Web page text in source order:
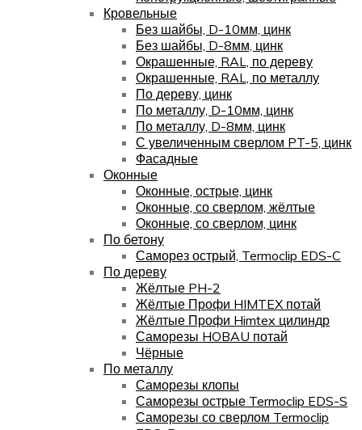
Кровельные
Без шайбы, D-10мм, цинк
Без шайбы, D-8мм, цинк
Окрашенные, RAL, по дереву
Окрашенные, RAL, по металлу
По дереву, цинк
По металлу, D-10мм, цинк
По металлу, D-8мм, цинк
С увеличенным сверлом PT-5, цинк
Фасадные
Оконные
Оконные, острые, цинк
Оконные, со сверлом, жёлтые
Оконные, со сверлом, цинк
По бетону
Саморез острый, Termoclip EDS-C
По дереву
Жёлтые PH-2
Жёлтые Профи HIMTEX потай
Жёлтые Профи Himtex цилиндр
Саморезы HOBAU потай
Чёрные
По металлу
Саморезы клопы
Саморезы острые Termoclip EDS-S
Саморезы со сверлом Termoclip